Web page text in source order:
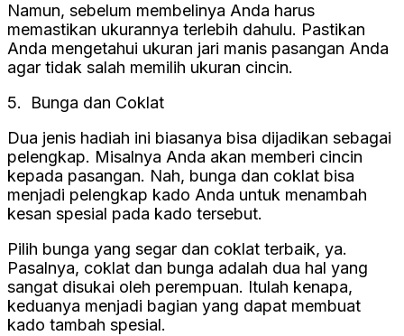
Namun, sebelum membelinya Anda harus
memastikan ukurannya terlebih dahulu. Pastikan
Anda mengetahui ukuran jari manis pasangan Anda
agar tidak salah memilih ukuran cincin.
5. Bunga dan Coklat
Dua jenis hadiah ini biasanya bisa dijadikan sebagai
pelengkap. Misalnya Anda akan memberi cincin
kepada pasangan. Nah, bunga dan coklat bisa
menjadi pelengkap kado Anda untuk menambah
kesan spesial pada kado tersebut.
Pilih bunga yang segar dan coklat terbaik, ya.
Pasalnya, coklat dan bunga adalah dua hal yang
sangat disukai oleh perempuan. Itulah kenapa,
keduanya menjadi bagian yang dapat membuat
kado tambah spesial.